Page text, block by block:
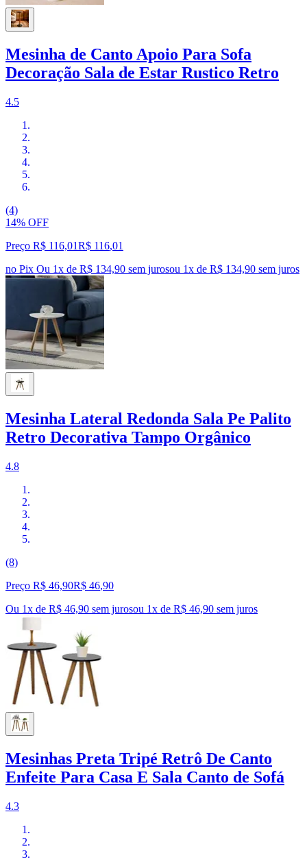
Mesinha de Canto Apoio Para Sofa
Decoração Sala de Estar Rustico Retro
4.5
(4)
14% OFF
Preço R$ 116,01R$ 116,01
no Pix Ou 1x de R$ 134,90 sem jurosou 1x de R$ 134,90 sem juros
Mesinha Lateral Redonda Sala Pe Palito
Retro Decorativa Tampo Orgânico
4.8
(8)
Preço R$ 46,90R$ 46,90
Ou 1x de R$ 46,90 sem jurosou 1x de R$ 46,90 sem juros
Mesinhas Preta Tripé Retrô De Canto
Enfeite Para Casa E Sala Canto de Sofá
4.3